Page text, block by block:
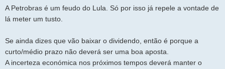
A Petrobras é um feudo do Lula. Só por isso já repele a vontade de
lá meter um tusto.
Se ainda dizes que vão baixar o dividendo, então é porque a
curto/médio prazo não deverá ser uma boa aposta.
A incerteza económica nos próximos tempos deverá manter o